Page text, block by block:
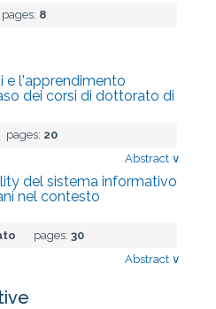
pages: 8
e l'apprendimento
dei corsi di dottorato di
pages: 20
Abstract ∨
del sistema informativo
nel contesto
pages: 30
Abstract ∨